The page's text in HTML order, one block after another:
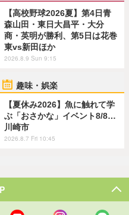
【高校野球2026夏】第4日青
森山田・東日大昌平・大分
商・英明が勝利、第5日は花巻
東vs新田ほか
2026.8.9 Sun 9:15
趣味・娯楽
【夏休み2026】魚に触れて学
ぶ「おさかな」イベント8/8…
川崎市
2026.8.7 Fri 10:45